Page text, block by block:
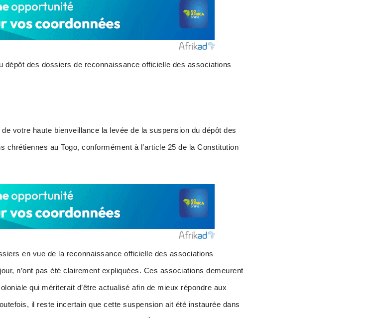
dépôt des dossiers de reconnaissance officielle des associations
votre haute bienveillance la levée de la suspension du dépôt des
au Togo, conformément à l’article 25 de la Constitution
en vue de la reconnaissance officielle des associations
n’ont pas été clairement expliquées. Ces associations demeurent
qui mériterait d’être actualisé afin de mieux répondre aux
il reste incertain que cette suspension ait été instaurée dans